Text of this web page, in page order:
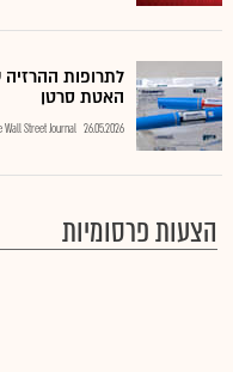
לתרופות
האטת סרטן
26.05.2026
Wall Street Journal
הצעות פרסומיות